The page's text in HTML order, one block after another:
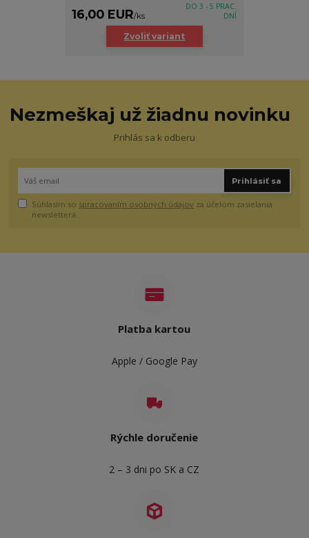
16,00 EUR/ks
DO 3 - 5 PRAC.
DNÍ
Zvoliť variant
Nezmeškaj už žiadnu novinku
Prihlás sa k odberu
Prihlásiť sa
Súhlasím so spracovaním osobných údajov za účelom zasielania
newslettera.
Platba kartou
Apple / Google Pay
Rýchle doručenie
2 – 3 dni po SK a CZ